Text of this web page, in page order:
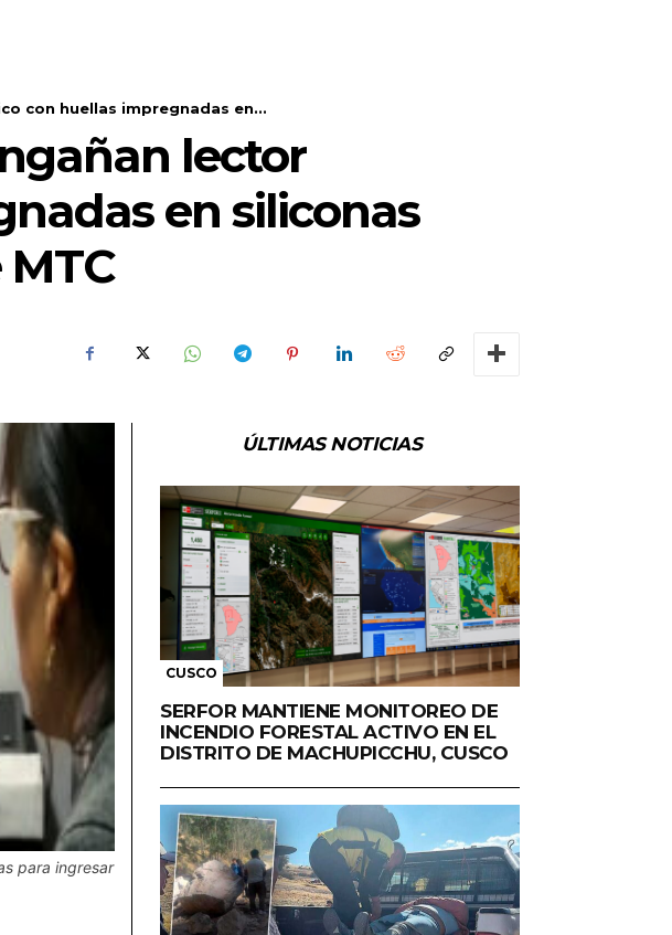
con huellas impregnadas en...
lector
en siliconas
para ingresar
ÚLTIMAS NOTICIAS
CUSCO
SERFOR MANTIENE MONITOREO DE
INCENDIO FORESTAL ACTIVO EN EL
DISTRITO DE MACHUPICCHU, CUSCO